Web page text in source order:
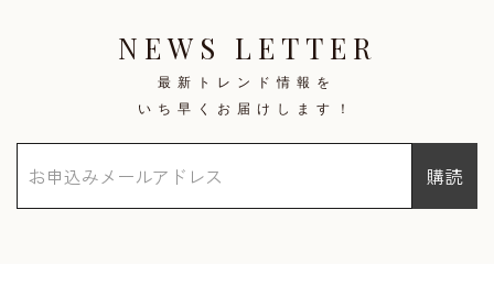
NEWS LETTER
最新トレンド情報を
いち早くお届けします！